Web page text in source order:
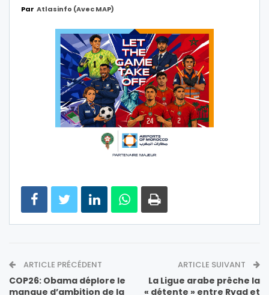
Par Atlasinfo (avec MAP)
ARTICLE PRÉCÉDENT
COP26: Obama déplore le
manque d’ambition de la
ARTICLE SUIVANT
La Ligue arabe prêche la
« détente » entre Ryad et